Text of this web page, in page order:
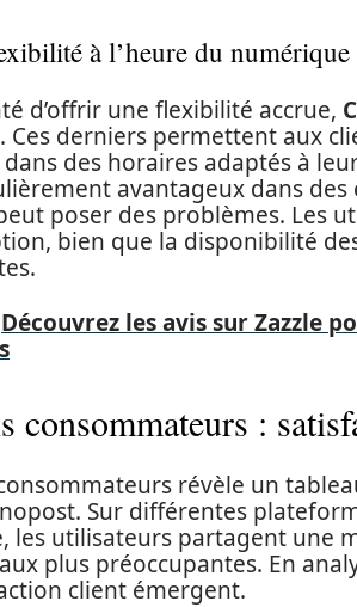
à l’heure du numérique
d’offrir une flexibilité accrue,
Ces derniers permettent aux
des horaires adaptés à
avantageux dans
poser des problèmes. Les
bien que la disponibilité
Découvrez les avis sur Zazzle
consommateurs :
révèle un
Sur différentes
les utilisateurs partagent une
plus préoccupantes. En
client émergent.